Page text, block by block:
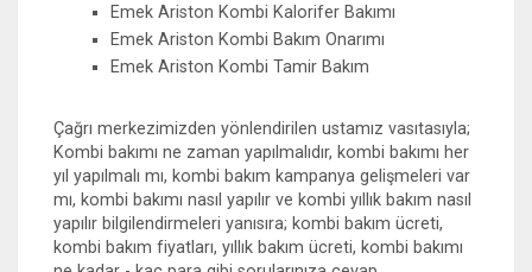
Emek Ariston Kombi Kalorifer Bakımı
Emek Ariston Kombi Bakım Onarımı
Emek Ariston Kombi Tamir Bakım
Çağrı merkezimizden yönlendirilen ustamız vasıtasıyla;
Kombi bakımı ne zaman yapılmalıdır, kombi bakımı her
yıl yapılmalı mı, kombi bakım kampanya gelişmeleri var
mı, kombi bakımı nasıl yapılır ve kombi yıllık bakım nasıl
yapılır bilgilendirmeleri yanısıra; kombi bakım ücreti,
kombi bakım fiyatları, yıllık bakım ücreti, kombi bakımı